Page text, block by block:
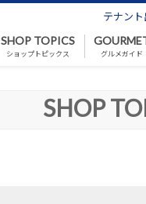
テナン
SHOP TOPICS
ショップトピックス グルメガイド
SHOP